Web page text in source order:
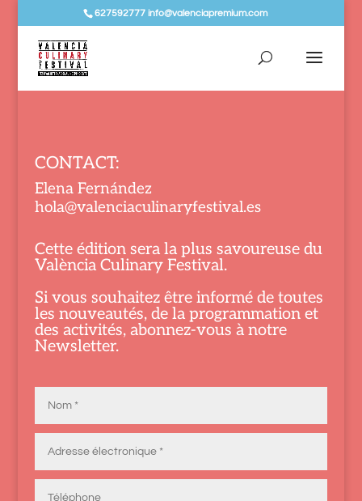
627592777 info@valenciapremium.com
CONTACT:
Elena Fernández
hola@valenciaculinaryfestival.es
Cette édition sera la plus savoureuse du
València Culinary Festival.
Si vous souhaitez être informé de toutes
les nouveautés, de la programmation et
des activités, abonnez-vous à notre
Newsletter.